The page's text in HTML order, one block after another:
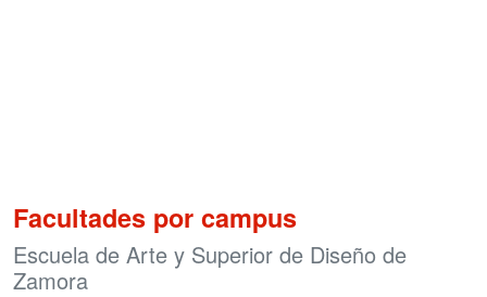
Facultades por campus
Escuela de Arte y Superior de Diseño de
Zamora